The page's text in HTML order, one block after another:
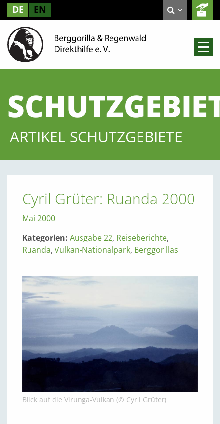
DE EN
ARTIKEL SCHUTZGEBIETE
Cyril Grüter: Ruanda 2000
Mai 2000
Kategorien: Ausgabe 22, Reiseberichte,
Ruanda, Vulkan-Nationalpark, Berggorillas
Blick auf die Virunga-Vulkan (© Cyril Grüter)